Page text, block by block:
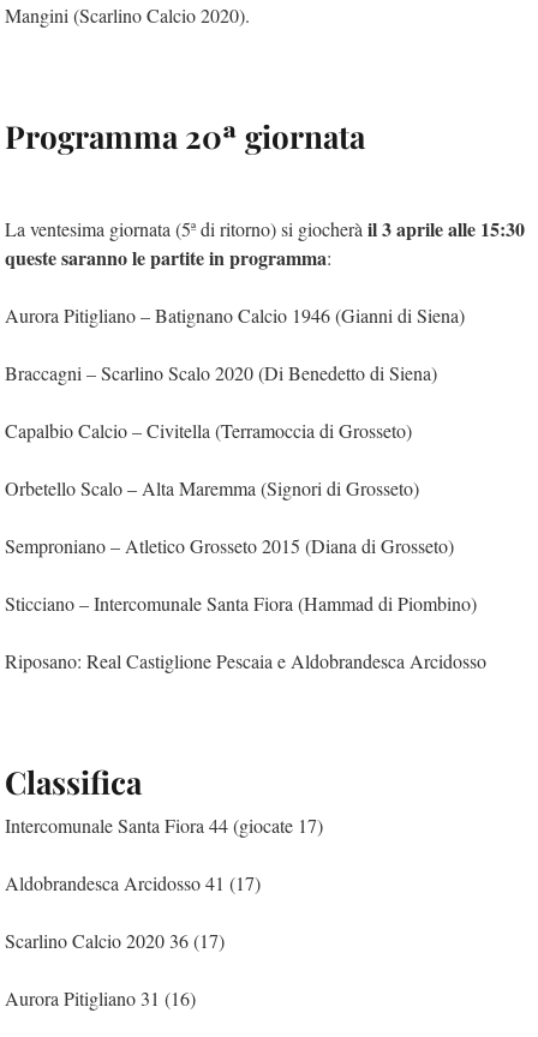
Mangini (Scarlino Calcio 2020).
Programma 20ª giornata
La ventesima giornata (5ª di ritorno) si giocherà il 3 aprile alle 15:30
queste saranno le partite in programma:
Aurora Pitigliano – Batignano Calcio 1946 (Gianni di Siena)
Braccagni – Scarlino Scalo 2020 (Di Benedetto di Siena)
Capalbio Calcio – Civitella (Terramoccia di Grosseto)
Orbetello Scalo – Alta Maremma (Signori di Grosseto)
Semproniano – Atletico Grosseto 2015 (Diana di Grosseto)
Sticciano – Intercomunale Santa Fiora (Hammad di Piombino)
Riposano: Real Castiglione Pescaia e Aldobrandesca Arcidosso
Classifica
Intercomunale Santa Fiora 44 (giocate 17)
Aldobrandesca Arcidosso 41 (17)
Scarlino Calcio 2020 36 (17)
Aurora Pitigliano 31 (16)